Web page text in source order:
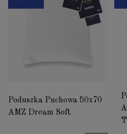
Poduszka Puchowa 50x70
AMZ Dream Soft